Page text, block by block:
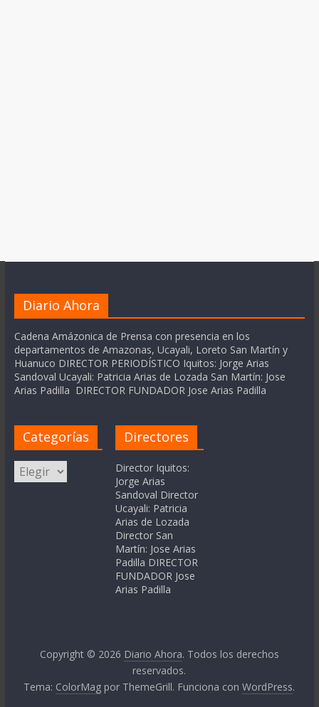
Diario Ahora
Cadena Amázonica de Prensa con presencia en los
departamentos de Amazonas, Ucayali, Loreto San Martín y
Huanuco DIRECTOR PERIODÍSTICO Iquitos: Jorge Arias
Sandoval Ucayali: Patricia Arias de Lozada San Martín: Jose
Arias Padilla DIRECTOR FUNDADOR Jose Arias Padilla
Categorías
Categorías
Directores
Director Iquitos:
Jorge Arias
Sandoval Director
Ucayali: Patricia
Arias de Lozada
Director San
Martín: Jose Arias
Padilla DIRECTOR
FUNDADOR Jose
Arias Padilla
Copyright © 2026 Diario Ahora. Todos los derechos
reservados.
Tema: ColorMag por ThemeGrill. Funciona conWordPress.